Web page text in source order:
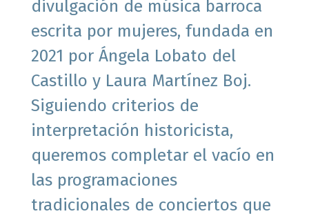
divulgación de música barroca
escrita por mujeres, fundada en
2021 por Ángela Lobato del
Castillo y Laura Martínez Boj.
Siguiendo criterios de
interpretación historicista,
queremos completar el vacío en
las programaciones
tradicionales de conciertos que